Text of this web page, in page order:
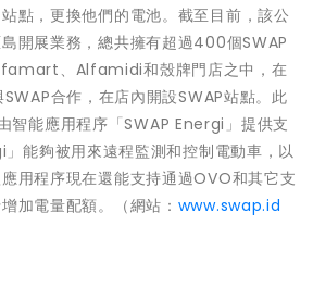
點，更換他們的電池。截至目前，該公
開展業務，總共擁有超過400個SWAP
、Alfamidi和殼牌門店之中，在
合作，在店內開設SWAP站點。此
智能應用程序「SWAP Energi」提供支
能夠被用來遠程監測和控制電動車，以
用程序現在還能支持通過OVO和其它支
加電量配額。（網站： www.swap.id